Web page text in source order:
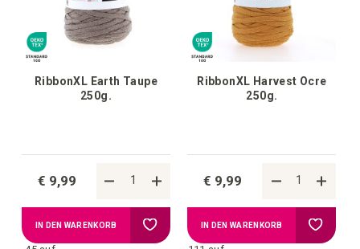
RibbonXL Earth Taupe
250g.
€ 9,99
IN DEN WARENKORB Zur
RibbonXL Harvest Ocre
250g.
€ 9,99
IN DEN WARENKORB Zur